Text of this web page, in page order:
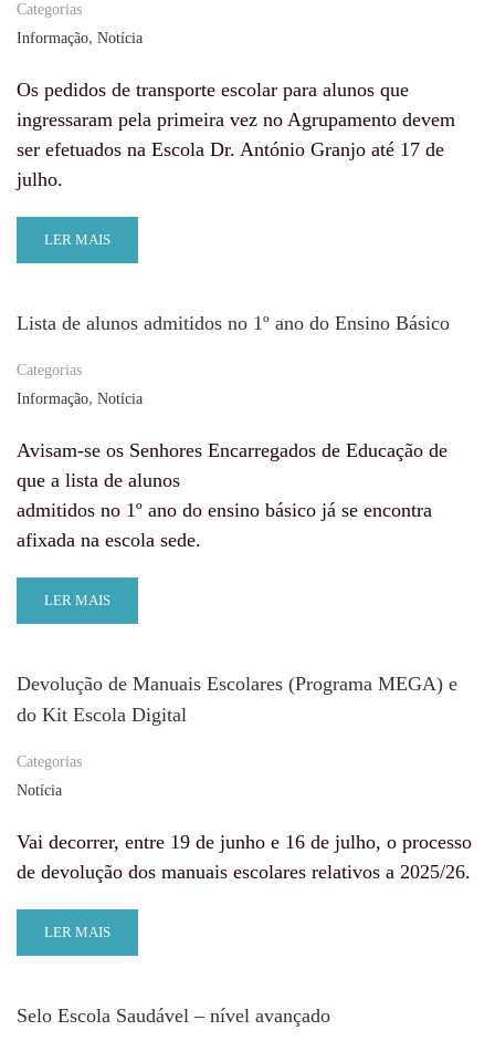
Categorias
Informação, Notícia
Os pedidos de transporte escolar para alunos que
ingressaram pela primeira vez no Agrupamento devem
ser efetuados na Escola Dr. António Granjo até 17 de
julho.
LER MAIS
Lista de alunos admitidos no 1º ano do Ensino Básico
Categorias
Informação, Notícia
Avisam-se os Senhores Encarregados de Educação de
que a lista de alunos
admitidos no 1º ano do ensino básico já se encontra
afixada na escola sede.
LER MAIS
Devolução de Manuais Escolares (Programa MEGA) e
do Kit Escola Digital
Categorias
Notícia
Vai decorrer, entre 19 de junho e 16 de julho, o processo
de devolução dos manuais escolares relativos a 2025/26.
LER MAIS
Selo Escola Saudável – nível avançado